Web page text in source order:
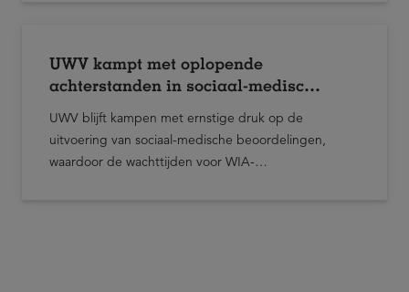
UWV kampt met oplopende
achterstanden in sociaal-medische
UWV blijft kampen met ernstige druk op de
uitvoering van sociaal-medische beoordelingen,
waardoor de wachttijden voor WIA-